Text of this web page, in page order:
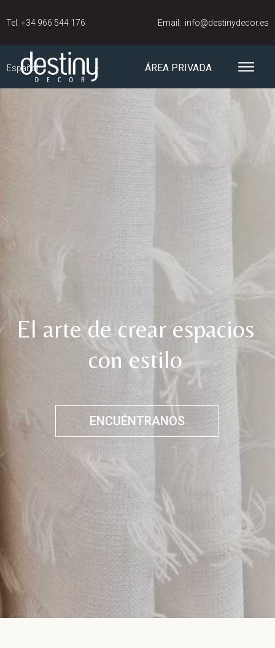
Tel. +34 966 544 176 Email: info@destinydecor.es
Español ÁREA PRIVADA
El arte de crear espacios
con estilo
ENCUÉNTRANOS